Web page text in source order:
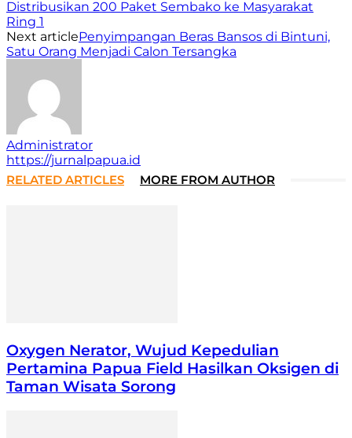
Distribusikan 200 Paket Sembako ke Masyarakat
Ring 1
Next articlePenyimpangan Beras Bansos di Bintuni,
Satu Orang Menjadi Calon Tersangka
Administrator
https://jurnalpapua.id
RELATED ARTICLES
MORE FROM AUTHOR
Oxygen Nerator, Wujud Kepedulian
Pertamina Papua Field Hasilkan Oksigen di
Taman Wisata Sorong